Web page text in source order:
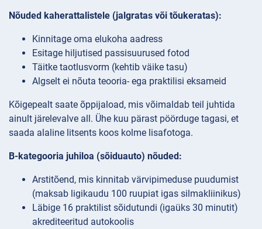
Nõuded kaherattalistele (jalgratas või tõukeratas):
Kinnitage oma elukoha aadress
Esitage hiljutised passisuurused fotod
Täitke taotlusvorm (kehtib väike tasu)
Algselt ei nõuta teooria- ega praktilisi eksameid
Kõigepealt saate õppijaload, mis võimaldab teil juhtida
ainult järelevalve all. Ühe kuu pärast pöörduge tagasi, et
saada alaline litsents koos kolme lisafotoga.
B-kategooria juhiloa (sõiduauto) nõuded:
Arstitõend, mis kinnitab värvipimeduse puudumist
(maksab ligikaudu 100 ruupiat igas silmakliinikus)
Läbige 16 praktilist sõidutundi (igaüks 30 minutit)
akrediteeritud autokoolis